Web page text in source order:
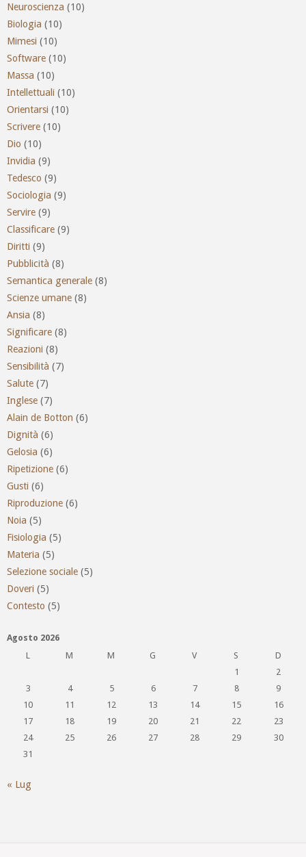
Neuroscienza (10)
Biologia (10)
Mimesi (10)
Software (10)
Massa (10)
Intellettuali (10)
Orientarsi (10)
Scrivere (10)
Dio (10)
Invidia (9)
Tedesco (9)
Sociologia (9)
Servire (9)
Classificare (9)
Diritti (9)
Pubblicità (8)
Semantica generale (8)
Scienze umane (8)
Ansia (8)
Significare (8)
Reazioni (8)
Sensibilità (7)
Salute (7)
Inglese (7)
Alain de Botton (6)
Dignità (6)
Gelosia (6)
Ripetizione (6)
Gusti (6)
Riproduzione (6)
Noia (5)
Fisiologia (5)
Materia (5)
Selezione sociale (5)
Doveri (5)
Contesto (5)
Agosto 2026
L
M M G V S
D
1
2
3
4 5 6 7 8
9
10
11 12 13 14 15
16
17
18 19 20 21 22
23
24
25 26 27 28 29
30
31
« Lug